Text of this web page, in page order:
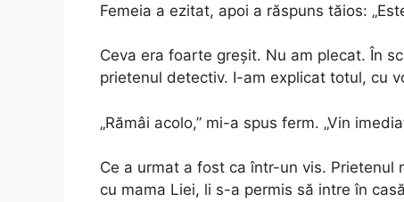
Femeia a ezitat, apoi a răspuns tăios:
Ceva era foarte greșit. Nu am plecat. În
prietenul detectiv. I-am explicat totul, cu
„Rămâi acolo,” mi-a spus ferm. „Vin
Ce a urmat a fost ca într-un vis.
cu mama Liei, li s-a permis să intre în